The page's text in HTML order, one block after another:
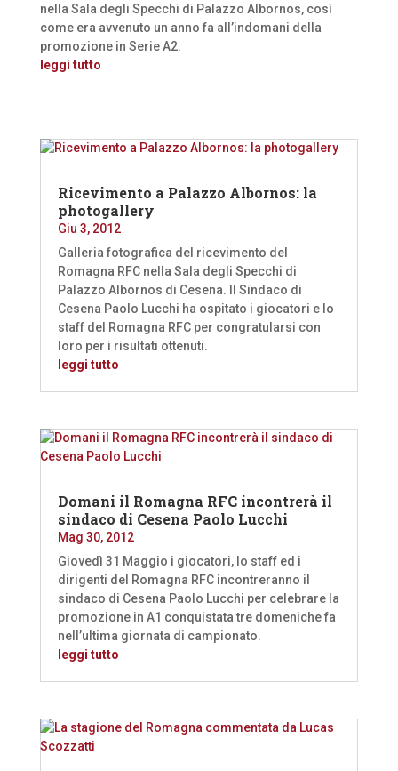
nella Sala degli Specchi di Palazzo Albornos, così
come era avvenuto un anno fa all’indomani della
promozione in Serie A2.
leggi tutto
Ricevimento a Palazzo Albornos: la
photogallery
Giu 3, 2012
Galleria fotografica del ricevimento del
Romagna RFC nella Sala degli Specchi di
Palazzo Albornos di Cesena. Il Sindaco di
Cesena Paolo Lucchi ha ospitato i giocatori e lo
staff del Romagna RFC per congratularsi con
loro per i risultati ottenuti.
leggi tutto
Domani il Romagna RFC incontrerà il
sindaco di Cesena Paolo Lucchi
Mag 30, 2012
Giovedì 31 Maggio i giocatori, lo staff ed i
dirigenti del Romagna RFC incontreranno il
sindaco di Cesena Paolo Lucchi per celebrare la
promozione in A1 conquistata tre domeniche fa
nell’ultima giornata di campionato.
leggi tutto